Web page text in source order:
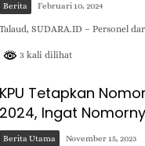
Berita Februari 10, 2024
Talaud, SUDARA.ID – Personel
3 kali dilihat
KPU Tetapkan
2024, Ingat
Berita Utama November 15, 2023